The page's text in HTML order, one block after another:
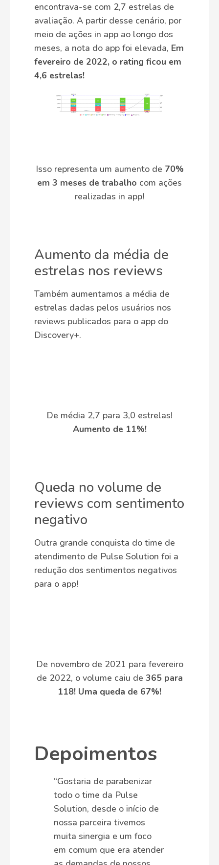
encontrava-se com 2,7 estrelas de
avaliação. A partir desse cenário, por
meio de ações in app ao longo dos
meses, a nota do app foi elevada, Em
fevereiro de 2022, o rating ficou em
4,6 estrelas!
Isso representa um aumento de 70%
em 3 meses de trabalho com ações
realizadas in app!
Aumento da média de
estrelas nos reviews
Também aumentamos a média de
estrelas dadas pelos usuários nos
reviews publicados para o app do
Discovery+.
De média 2,7 para 3,0 estrelas!
Aumento de 11%!
Queda no volume de
reviews com sentimento
negativo
Outra grande conquista do time de
atendimento de Pulse Solution foi a
redução dos sentimentos negativos
para o app!
De novembro de 2021 para fevereiro
de 2022, o volume caiu de 365 para
118! Uma queda de 67%!
Depoimentos
“Gostaria de parabenizar
todo o time da Pulse
Solution, desde o início de
nossa parceira tivemos
muita sinergia e um foco
em comum que era atender